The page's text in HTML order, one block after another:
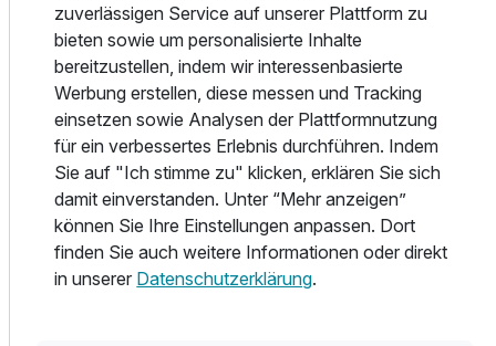
Donauschlinge während Ihres Wellnessaufenthalts in
Oberösterreich. Sie werden mit einem Gefühl von
Leichtigkeit und befreit von lästigen Verspannungen nach
Hause zurückkehren.
• Unsere Saunen sind von 14:30 Uhr bis 20:00 Uhr
geöffnet.
• Das Hallenbad ist von 06:30 Uhr bis 22:00 Uhr geöffnet.
• Late Night Spa bis 22:00 Uhr (jeden Freitag; von
November bis Ende März)
Möchten Sie Ihren Wellnessaufenthalt auch außerhalb des
Hotels genießen? Dann kombinieren Sie einen Ausflugstag
zuverlässigen Service auf unserer Plattform zu
bieten sowie um personalisierte Inhalte
bereitzustellen, indem wir interessenbasierte
Werbung erstellen, diese messen und Tracking
einsetzen sowie Analysen der Plattformnutzung
für ein verbessertes Erlebnis durchführen. Indem
Sie auf "Ich stimme zu" klicken, erklären Sie sich
damit einverstanden. Unter “Mehr anzeigen”
können Sie Ihre Einstellungen anpassen. Dort
finden Sie auch weitere Informationen oder direkt
in unserer Datenschutzerklärung.